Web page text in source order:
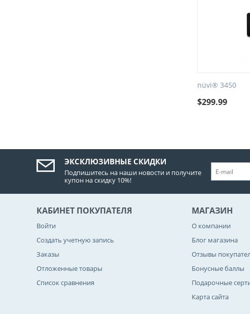
nüvi® 3450
$299.99
ЭКСКЛЮЗИВНЫЕ СКИДКИ
Подпишитесь на наши новости и получите
купон на скидку 10%!
КАБИНЕТ ПОКУПАТЕЛЯ
Войти
Создать учетную запись
Заказы
Отложенные товары
Список сравнения
МАГАЗИН
О компании
Блог магазина
Отзывы
Бонусные баллы
Подарочные
Карта сайта